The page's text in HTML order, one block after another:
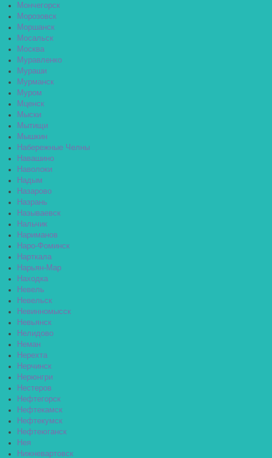
Мончегорск
Морозовск
Моршанск
Мосальск
Москва
Муравленко
Мураши
Мурманск
Муром
Мценск
Мыски
Мытищи
Мышкин
Набережные Челны
Навашино
Наволоки
Надым
Назарово
Назрань
Называевск
Нальчик
Нариманов
Наро-Фоминск
Нарткала
Нарьян-Мар
Находка
Невель
Невельск
Невинномысск
Невьянск
Нелидово
Неман
Нерехта
Нерчинск
Нерюнгри
Нестеров
Нефтегорск
Нефтекамск
Нефтекумск
Нефтеюганск
Нея
Нижневартовск